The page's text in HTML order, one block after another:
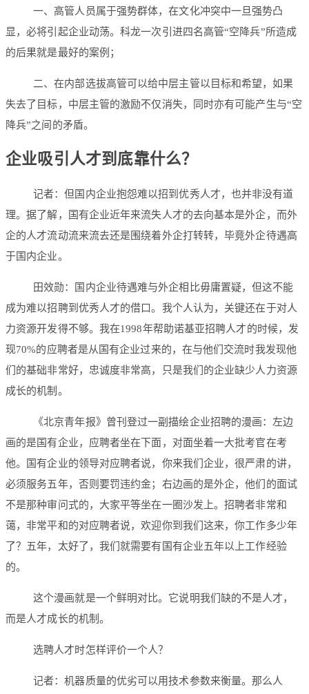
一、高管人员属于强势群体，在文化冲突中一旦强势凸
显，必将引起企业动荡。科龙一次引进四名高管“空降兵”所造成
的后果就是最好的案例；
二、在内部选拔高管可以给中层主管以目标和希望，如果
失去了目标，中层主管的激励不仅消失，同时亦有可能产生与“空
降兵”之间的矛盾。
企业吸引人才到底靠什么？
记者：但国内企业抱怨难以招到优秀人才，也并非没有道
理。据了解，国有企业近年来流失人才的去向基本是外企，而外
企的人才流动流来流去还是围绕着外企打转转，毕竟外企待遇高
于国内企业。
田效勋：国内企业待遇难与外企相比毋庸置疑，但这不能
成为难以招聘到优秀人才的借口。我个人认为，关键还在于对人
力资源开发得不够。我在1998年帮助诺基亚招聘人才的时候，发
现70%的应聘者是从国有企业过来的，在与他们交流时我发现他
们的基础非常好，忠诚度非常高，只是我们的企业缺少人力资源
成长的机制。
《北京青年报》曾刊登过一副描绘企业招聘的漫画：左边
画的是国有企业，应聘者坐在下面，对面坐着一大批考官在考
他。国有企业的领导对应聘者说，你来我们企业，很严肃的讲，
必须服务五年，否则要罚违约金；右边画的是外企，他们的面试
不是那种审问式的，大家平等坐在一圈沙发上。招聘者非常和
蔼，非常平和的对应聘者说，欢迎你到我们这来，你工作多少年
了？五年，太好了，我们就需要有国有企业五年以上工作经验
的。
这个漫画就是一个鲜明对比。它说明我们缺的不是人才，
而是人才成长的机制。
选聘人才时怎样评价一个人？
记者：机器质量的优劣可以用技术参数来衡量。那么人